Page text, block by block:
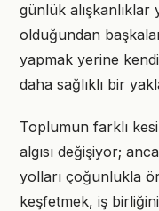
günlük
olduğundan
yapmak yerine
daha sağlıklı bir
Toplumun farklı
algısı değişiyor;
yolları çoğunlukla
keşfetmek, iş birliğini